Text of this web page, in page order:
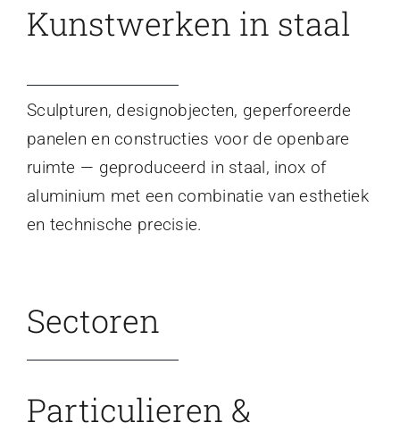
Kunstwerken in staal
Sculpturen, designobjecten, geperforeerde
panelen en constructies voor de openbare
ruimte — geproduceerd in staal, inox of
aluminium met een combinatie van esthetiek
en technische precisie.
Sectoren
Particulieren &